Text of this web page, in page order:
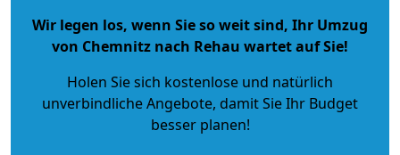
Wir legen los, wenn Sie so weit sind, Ihr Umzug
von Chemnitz nach Rehau wartet auf Sie!
Holen Sie sich kostenlose und natürlich
unverbindliche Angebote, damit Sie Ihr Budget
besser planen!